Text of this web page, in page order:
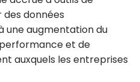
données
une augmentation du
et de
auxquels les entreprises